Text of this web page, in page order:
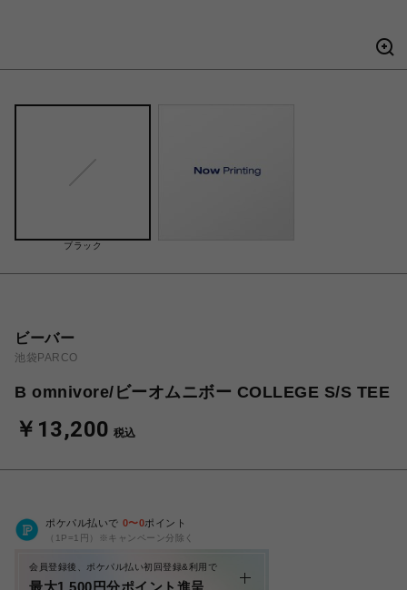
ブラック
ビーバー
池袋PARCO
B omnivore/ビーオムニボー COLLEGE S/S TEE
￥13,200 税込
ポケパル払いで 0〜0ポイント
（1P=1円）※キャンペーン分除く
会員登録後、ポケパル払い初回登録&利用で
最大1,500円分ポイント進呈